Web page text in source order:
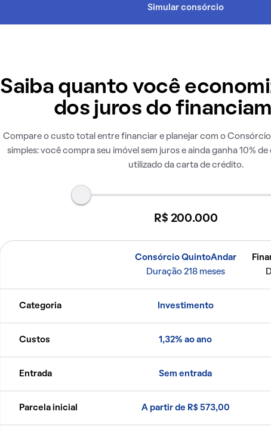
Simular consórcio
Saiba quanto você
dos juros do
Compare o custo total entre financiar e planejar com o
simples: você compra seu imóvel sem juros e ainda ganha 10%
utilizado da carta de crédito.
R$ 200.000
Consórcio QuintoAndar
Duração 218 meses
Categoria Investimento
Custos 1,32% ao ano
Entrada Sem entrada
Parcela inicial A partir de R$ 573,00